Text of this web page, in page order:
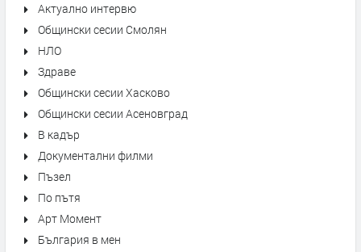
Актуално интервю
Общински сесии Смолян
НЛО
Здраве
Общински сесии Хасково
Общински сесии Асеновград
В кадър
Документални филми
Пъзел
По пътя
Арт Момент
България в мен